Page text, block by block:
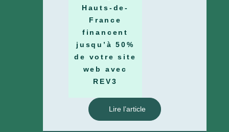
Hauts-de-
France
financent
jusqu’à 50%
de votre site
web avec
REV3
Lire l’article